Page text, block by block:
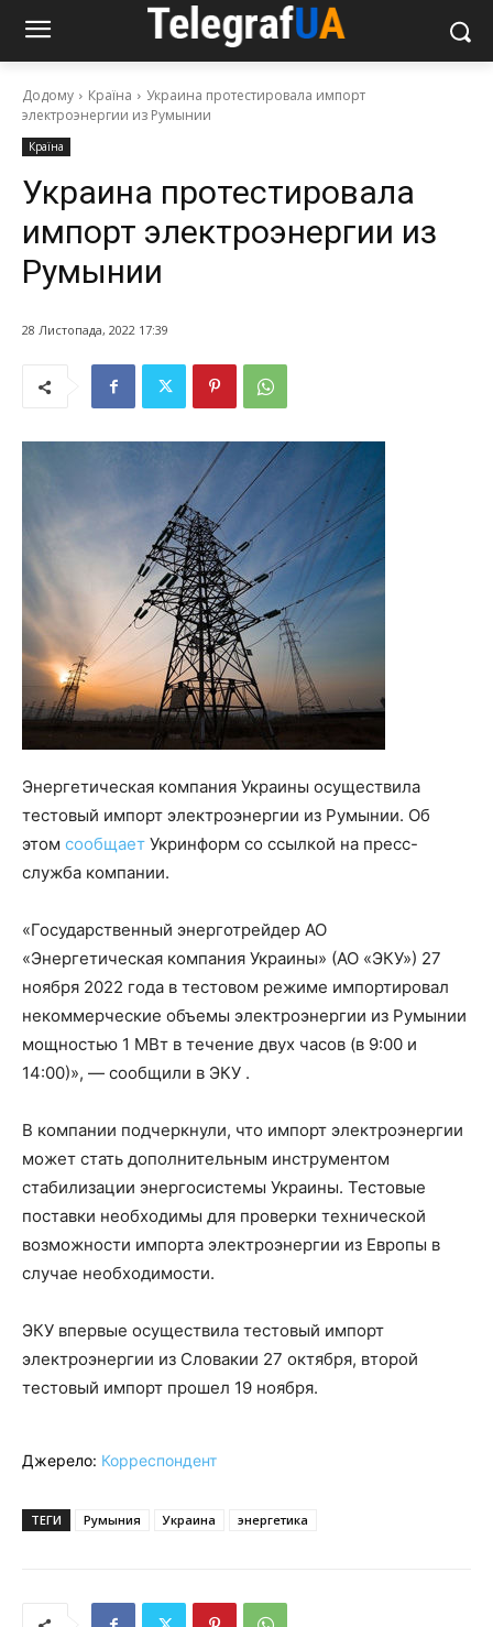
Додому Країна
Украина протестировала импорт
электроэнергии из Румынии
Країна
Украина протестировала
импорт электроэнергии из
Румынии
28 Листопада, 2022 17:39
Энергетическая компания Украины осуществила
тестовый импорт электроэнергии из Румынии. Об
этом сообщает Укринформ со ссылкой на пресс-
служба компании.
«Государственный энерготрейдер АО
«Энергетическая компания Украины» (АО «ЭКУ») 27
ноября 2022 года в тестовом режиме импортировал
некоммерческие объемы электроэнергии из Румынии
мощностью 1 МВт в течение двух часов (в 9:00 и
14:00)», — сообщили в ЭКУ .
В компании подчеркнули, что импорт электроэнергии
может стать дополнительным инструментом
стабилизации энергосистемы Украины. Тестовые
поставки необходимы для проверки технической
возможности импорта электроэнергии из Европы в
случае необходимости.
ЭКУ впервые осуществила тестовый импорт
электроэнергии из Словакии 27 октября, второй
тестовый импорт прошел 19 ноября.
Джерело: Корреспондент
ТЕГИ Румыния Украина энергетика